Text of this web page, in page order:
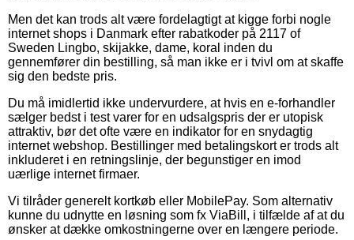
Men det kan trods alt være fordelagtigt at kigge forbi nogle
internet shops i Danmark efter rabatkoder på 2117 of
Sweden Lingbo, skijakke, dame, koral inden du
gennemfører din bestilling, så man ikke er i tvivl om at skaffe
sig den bedste pris.
Du må imidlertid ikke undervurdere, at hvis en e-forhandler
sælger bedst i test varer for en udsalgspris der er utopisk
attraktiv, bør det ofte være en indikator for en snydagtig
internet webshop. Bestillinger med betalingskort er trods alt
inkluderet i en retningslinje, der begunstiger en imod
uærlige internet firmaer.
Vi tilråder generelt kortkøb eller MobilePay. Som alternativ
kunne du udnytte en løsning som fx ViaBill, i tilfælde af at du
ønsker at dække omkostningerne over en længere periode.